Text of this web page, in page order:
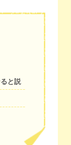
と説